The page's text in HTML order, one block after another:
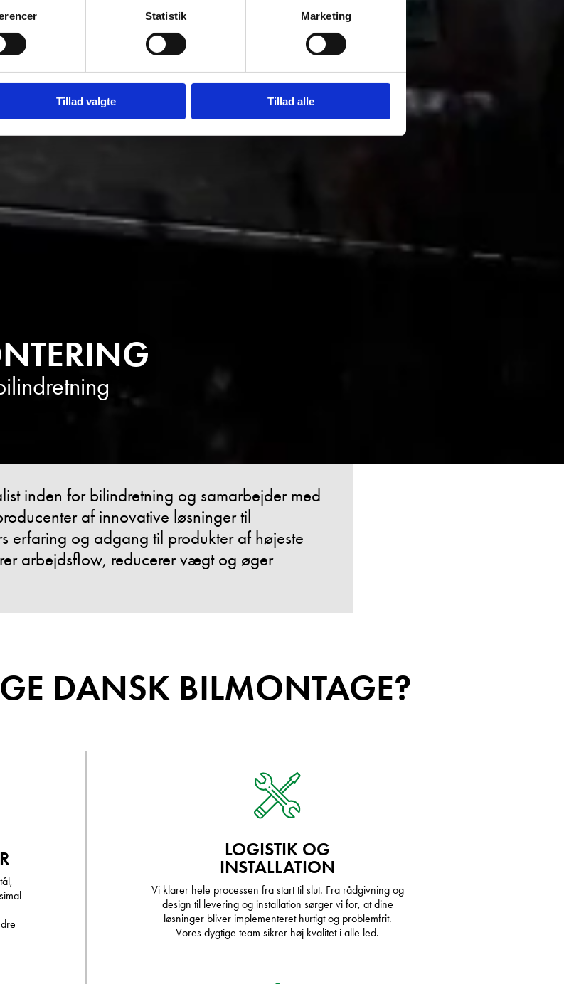
Statistik Marketing
Tillad valgte Tillad alle
inden for bilindretning og samarbejder med
af innovative løsninger til
erfaring og adgang til produkter af højeste
arbejdsflow, reducerer vægt og øger
DANSK BILMONTAGE?
LOGISTIK OG
INSTALLATION
Vi klarer hele processen fra start til slut. Fra rådgivning og
design til levering og installation sørger vi for, at dine
løsninger bliver implementeret hurtigt og problemfrit.
Vores dygtige team sikrer høj kvalitet i alle led.